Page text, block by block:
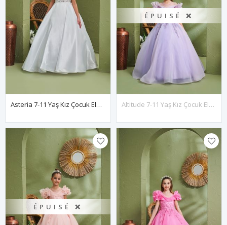
Asteria 7-11 Yaş Kız Çocuk Elbise 30164 Kırık Beyaz
ÉPUISÉ ❌
Altitude 7-11 Yaş Kız Çocuk Elbise 30159 Lila
ÉPUISÉ ❌